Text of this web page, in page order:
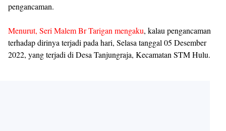
pengancaman.
Menurut, Seri Malem Br Tarigan mengaku, kalau pengancaman
terhadap dirinya terjadi pada hari, Selasa tanggal 05 Desember
2022, yang terjadi di Desa Tanjungraja, Kecamatan STM Hulu.